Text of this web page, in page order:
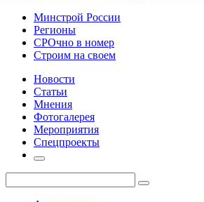
Минстрой России
Регионы
СРОчно в номер
Строим на своем
Новости
Статьи
Мнения
Фотогалерея
Мероприятия
Спецпроекты